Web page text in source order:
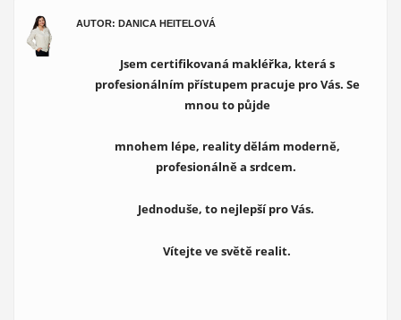
AUTOR: DANICA HEITELOVÁ
Jsem certifikovaná makléřka, která s
profesionálním přístupem pracuje pro Vás. Se
mnou to půjde
mnohem lépe, reality dělám moderně,
profesionálně a srdcem.
Jednoduše, to nejlepší pro Vás.
Vítejte ve světě realit.